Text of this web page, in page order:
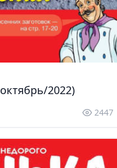
2022)
2447